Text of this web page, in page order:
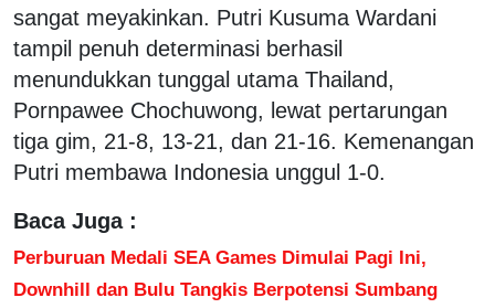
sangat meyakinkan. Putri Kusuma Wardani
tampil penuh determinasi berhasil
menundukkan tunggal utama Thailand,
Pornpawee Chochuwong, lewat pertarungan
tiga gim, 21-8, 13-21, dan 21-16. Kemenangan
Putri membawa Indonesia unggul 1-0.
Baca Juga :
Perburuan Medali SEA Games Dimulai Pagi Ini,
Downhill dan Bulu Tangkis Berpotensi Sumbang